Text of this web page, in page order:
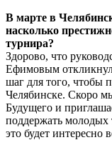
В марте в
насколько
турнира?
Здорово, что
Ефимовым
шаг для того, чтобы
Челябинске. Скоро
Будущего и
поддержать
это будет интересно